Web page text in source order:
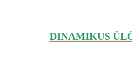
DINAMIKUS